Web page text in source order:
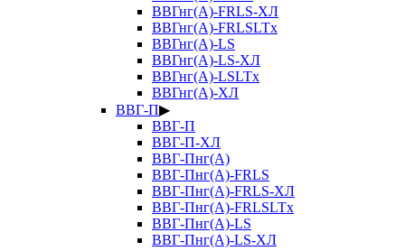
ВВГнг(А)-FRLS-ХЛ
ВВГнг(А)-FRLSLTx
ВВГнг(А)-LS
ВВГнг(А)-LS-ХЛ
ВВГнг(А)-LSLTx
ВВГнг(А)-ХЛ
ВВГ-П▶
ВВГ-П
ВВГ-П-ХЛ
ВВГ-Пнг(А)
ВВГ-Пнг(А)-FRLS
ВВГ-Пнг(А)-FRLS-ХЛ
ВВГ-Пнг(А)-FRLSLTx
ВВГ-Пнг(А)-LS
ВВГ-Пнг(А)-LS-ХЛ